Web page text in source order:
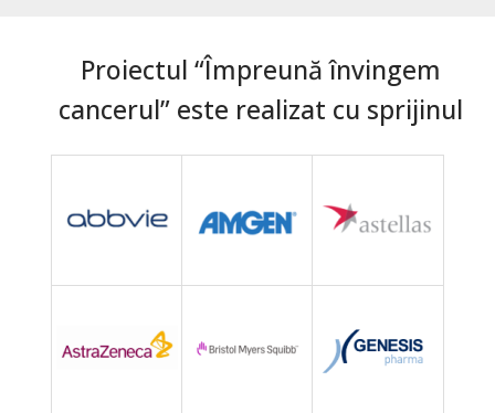
Proiectul “Împreună învingem
cancerul” este realizat cu sprijinul